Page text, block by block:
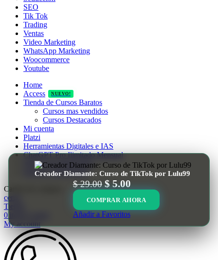
SEO
Tik Tok
Trading
Ventas
Video Marketing
WhatsApp Marketing
Woocommerce
Youtube
Home
Access
NUEVO!
Tienda de Cursos Baratos
Cursos mas vendidos
Cursos Destacados
Mi cuenta
Platzi
Herramientas Digitales e IAS
ChatGPT Pro Ilimitado Mensual
Membresia Mindvalley
Ingresar / Registrarse
Carrito de compras
cerrar
Tienda
0
My account
Creador Diamante: Curso de TikTok por Lulu99
$29.00 El
era:
$ 29.00.
$ 5.00El
precio
actual
es:
$ 5.00.
COMPRAR AHORA
Añadir a Favoritos